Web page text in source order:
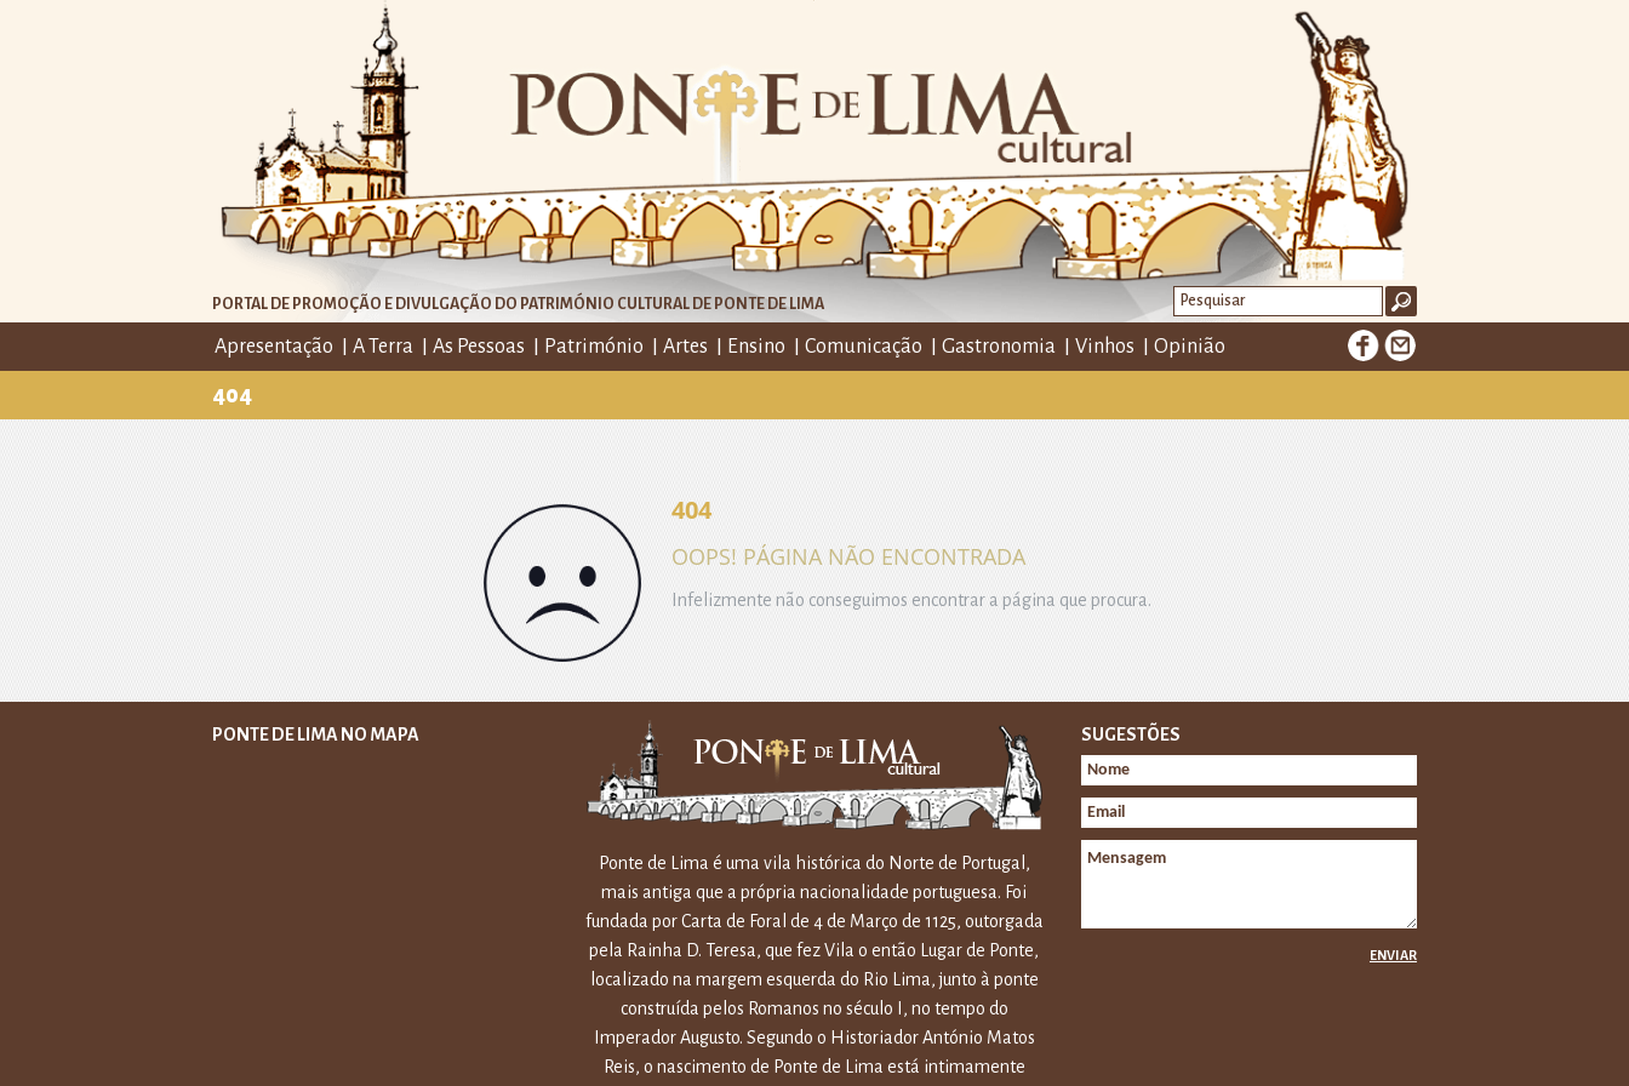
PORTAL DE PROMOÇÃO E DIVULGAÇÃO DO PATRIMÓNIO CULTURAL DE PONTE DE LIMA
Apresentação A Terra As Pessoas Património Artes Ensino Comunicação Gastronomia Vinhos Opinião
404
404
OOPS! PÁGINA NÃO ENCONTRADA
Infelizmente não conseguimos encontrar a página que procura.
PONTE DE LIMA NO MAPA
Ponte de Lima é uma vila histórica do Norte de Portugal,
mais antiga que a própria nacionalidade portuguesa. Foi
fundada por Carta de Foral de 4 de Março de 1125, outorgada
pela Rainha D. Teresa, que fez Vila o então Lugar de Ponte,
localizado na margem esquerda do Rio Lima, junto à ponte
construída pelos Romanos no século I, no tempo do
Imperador Augusto. Segundo o Historiador António Matos
Reis, o nascimento de Ponte de Lima está intimamente
SUGESTÕES
ENVIAR